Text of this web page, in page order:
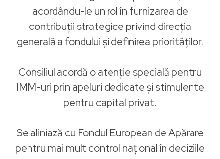
acordându-le un rol în furnizarea de
contribuții strategice privind direcția
generală a fondului și definirea priorităților.
Consiliul acordă o atenție specială pentru
IMM-uri prin apeluri dedicate și stimulente
pentru capital privat.
Se aliniază cu Fondul European de Apărare
pentru mai mult control național în deciziile